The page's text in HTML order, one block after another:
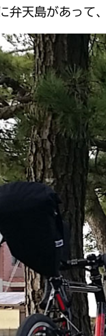
弁天島があって